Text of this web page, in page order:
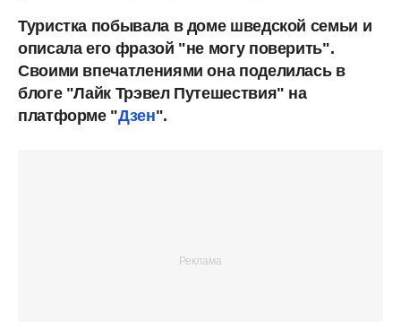
Туристка побывала в доме шведской семьи и
описала его фразой "не могу поверить".
Своими впечатлениями она поделилась в
блоге "Лайк Трэвел Путешествия" на
платформе "Дзен".